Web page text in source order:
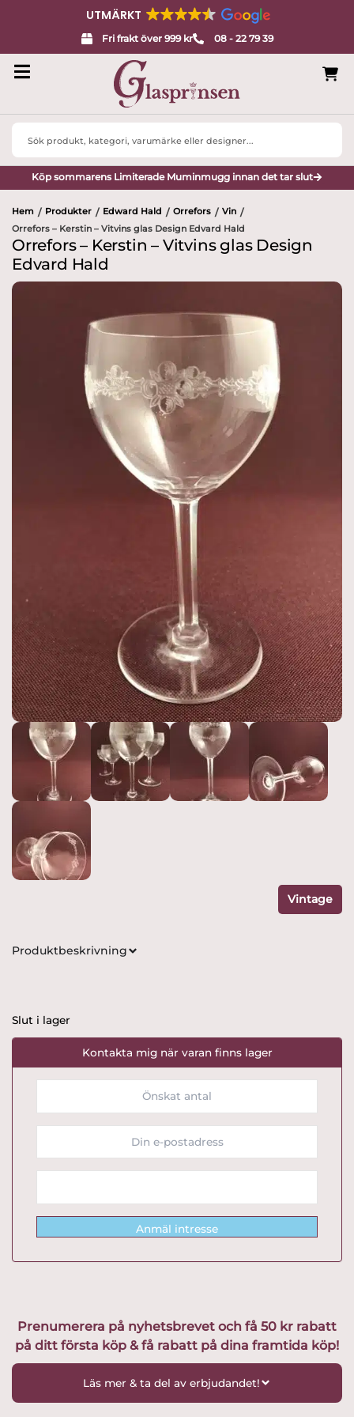
UTMÄRKT
Fri frakt över 999 kr 08 - 22 79 39
Search
Köp sommarens Limiterade Muminmugg innan det tar slut
Hem / Produkter / Edward Hald / Orrefors / Vin /
Orrefors – Kerstin – Vitvins glas Design Edvard Hald
Orrefors – Kerstin – Vitvins glas Design
Edvard Hald
Vintage
Produktbeskrivning
Slut i lager
Kontakta mig när varan finns lager
Anmäl intresse
Prenumerera på nyhetsbrevet och få 50 kr rabatt
på ditt första köp & få rabatt på dina framtida köp!
Läs mer & ta del av erbjudandet!